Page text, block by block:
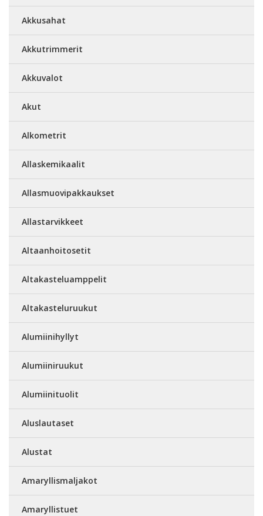
Akkusahat
Akkutrimmerit
Akkuvalot
Akut
Alkometrit
Allaskemikaalit
Allasmuovipakkaukset
Allastarvikkeet
Altaanhoitosetit
Altakasteluamppelit
Altakasteluruukut
Alumiinihyllyt
Alumiiniruukut
Alumiinituolit
Aluslautaset
Alustat
Amaryllismaljakot
Amaryllistuet